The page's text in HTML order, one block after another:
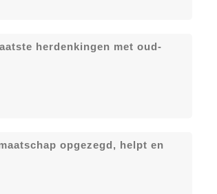
herdenkingen met oud-
opgezegd, helpt en